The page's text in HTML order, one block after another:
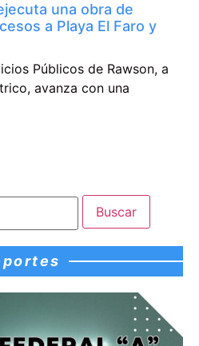
una obra de
a Playa El Faro y
Públicos de Rawson, a
avanza con una